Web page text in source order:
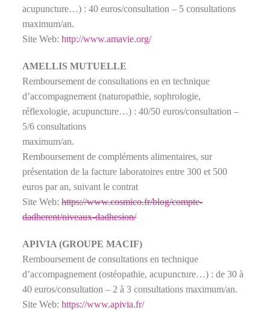
acupuncture…) : 40 euros/consultation – 5 consultations
maximum/an.
Site Web:http://www.amavie.org/
AMELLIS MUTUELLE
Remboursement de consultations en en technique
d’accompagnement (naturopathie, sophrologie,
réflexologie, acupuncture…) : 40/50 euros/consultation –
5/6 consultations
maximum/an.
Remboursement de compléments alimentaires, sur
présentation de la facture laboratoires entre 300 et 500
euros par an, suivant le contrat
Site Web:https://www.cosmico.fr/blog/compte-
dadherent/niveaux-dadhesion/
APIVIA (GROUPE MACIF)
Remboursement de consultations en technique
d’accompagnement (ostéopathie, acupuncture…) : de 30 à
40 euros/consultation – 2 à 3 consultations maximum/an.
Site Web:https://www.apivia.fr/